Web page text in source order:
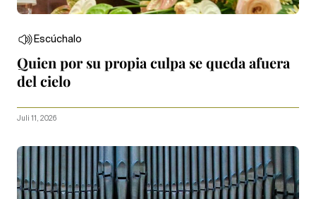
Escúchalo
Quien por su propia culpa se queda afuera
del cielo
Juli 11, 2026